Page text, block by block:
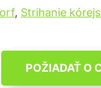
, Strihanie
POŽIADAŤ O